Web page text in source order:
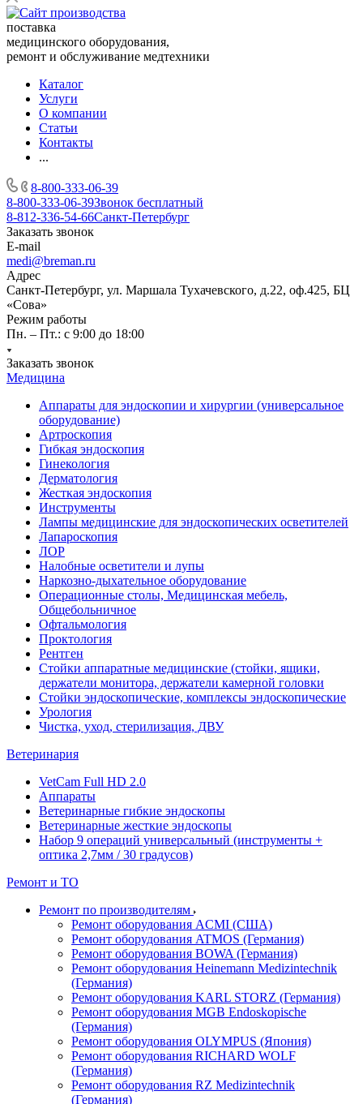
поставка
медицинского оборудования,
ремонт и обслуживание медтехники
Каталог
Услуги
О компании
Статьи
Контакты
...
8-800-333-06-39
8-800-333-06-39Звонок бесплатный
8-812-336-54-66Санкт-Петербург
Заказать звонок
E-mail
medi@breman.ru
Адрес
Санкт-Петербург, ул. Маршала Тухачевского, д.22, оф.425, БЦ
«Сова»
Режим работы
Пн. – Пт.: с 9:00 до 18:00
Заказать звонок
Медицина
Аппараты для эндоскопии и хирургии (универсальное
оборудование)
Артроскопия
Гибкая эндоскопия
Гинекология
Дерматология
Жесткая эндоскопия
Инструменты
Лампы медицинские для эндоскопических осветителей
Лапароскопия
ЛОР
Налобные осветители и лупы
Наркозно-дыхательное оборудование
Операционные столы, Медицинская мебель,
Общебольничное
Офтальмология
Проктология
Рентген
Стойки аппаратные медицинские (стойки, ящики,
держатели монитора, держатели камерной головки
Стойки эндоскопические, комплексы эндоскопические
Урология
Чистка, уход, стерилизация, ДВУ
Ветеринария
VetCam Full HD 2.0
Аппараты
Ветеринарные гибкие эндоскопы
Ветеринарные жесткие эндоскопы
Набор 9 операций универсальный (инструменты +
оптика 2,7мм / 30 градусов)
Ремонт и ТО
Ремонт по производителям
Ремонт оборудования ACMI (США)
Ремонт оборудования ATMOS (Германия)
Ремонт оборудования BOWA (Германия)
Ремонт оборудования Heinemann Medizintechnik
(Германия)
Ремонт оборудования KARL STORZ (Германия)
Ремонт оборудования MGB Endoskopische
(Германия)
Ремонт оборудования OLYMPUS (Япония)
Ремонт оборудования RICHARD WOLF
(Германия)
Ремонт оборудования RZ Medizintechnik
(Германия)